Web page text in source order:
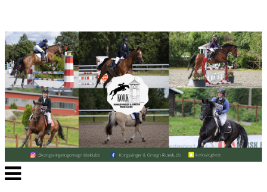
Veksle
navigasjon